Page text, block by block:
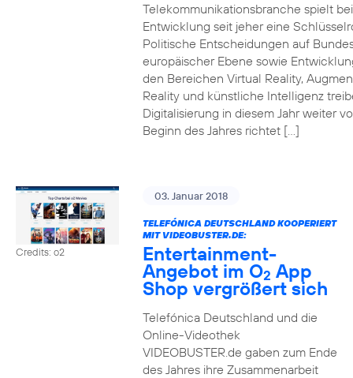
Telekommunikationsbranche spielt
Entwicklung seit jeher eine
Politische Entscheidungen auf
europäischer Ebene sowie
den Bereichen Virtual Reality,
Reality und künstliche Intelligenz
Digitalisierung in diesem Jahr weiter
Beginn des Jahres richtet […]
Credits: o2
03. Januar 2018
TELEFÓNICA DEUTSCHLAND KOOPERIERT
MIT VIDEOBUSTER.DE:
Entertainment-
Angebot im O2 App
Shop vergrößert sich
Telefónica Deutschland und die
Online-Videothek
VIDEOBUSTER.de gaben zum Ende
des Jahres ihre Zusammenarbeit